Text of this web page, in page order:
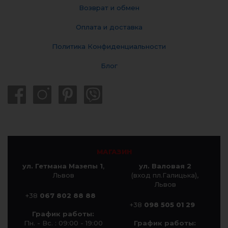
Возврат и обмен
Оплата и доставка
Политика Конфиденциальности
Блог
МАГАЗИН
ул. Гетмана Мазепы 1,
Львов
+38 067 802 88 88
График работы:
Пн. - Вс. : 09:00 - 19:00
ул. Валовая 2
(вход пл.Галицька),
Львов
+38 098 505 01 29
График работы: